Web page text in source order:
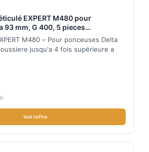
EXPERT M480 pour
93 mm, G 400, 5 pieces
M480 – Pour ponceuses Delta
jusqu'a 4 fois supérieure a
Voir l'offre